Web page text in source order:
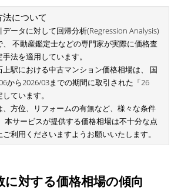
について
ータに対して回帰分析(Regression Analysis)
不動産鑑定士などの専門家が実際に価格査
法を適用しています。
駅における中古マンション価格相場は、 国
から2026/03までの期間に取引された「26
ています。
方位、リフォームの有無など、様々な条件
本サービスが提供する価格相場は不十分な点
利用くださいますようお願いいたします。
に対する価格相場の傾向